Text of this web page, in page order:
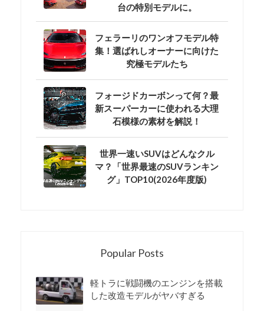
台の特別モデルに。
フェラーリのワンオフモデル特
集！選ばれしオーナーに向けた
究極モデルたち
フォージドカーボンって何？最
新スーパーカーに使われる大理
石模様の素材を解説！
世界一速いSUVはどんなクル
マ？「世界最速のSUVランキン
グ」TOP10(2026年度版)
Popular Posts
軽トラに戦闘機のエンジンを搭載
した改造モデルがヤバすぎる